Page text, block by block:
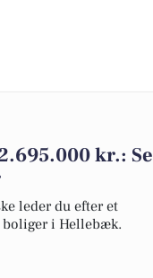
kr.: Se
leder du efter et
i Hellebæk.